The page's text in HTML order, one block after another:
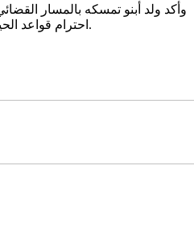
وأكد ولد أبنو تمسكه بالمسار
احترام قواعد الحياد المهني في التغطية الإعلامية.